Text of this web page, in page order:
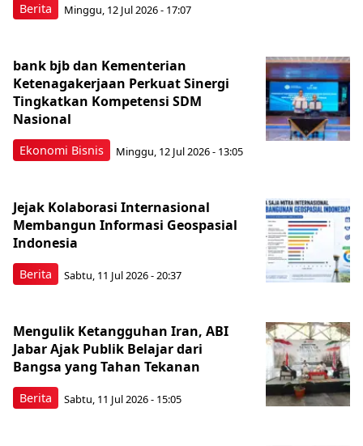
Berita Minggu, 12 Jul 2026 - 17:07
Ekonomi Bisnis
bank bjb dan Kementerian
Ketenagakerjaan Perkuat Sinergi
Tingkatkan Kompetensi SDM
Nasional
Minggu, 12 Jul 2026 - 13:05
Berita
Jejak Kolaborasi Internasional
Membangun Informasi Geospasial
Indonesia
Sabtu, 11 Jul 2026 - 20:37
Berita
Mengulik Ketangguhan Iran, ABI
Jabar Ajak Publik Belajar dari
Bangsa yang Tahan Tekanan
Sabtu, 11 Jul 2026 - 15:05